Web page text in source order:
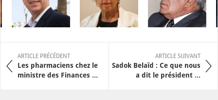
ARTICLE PRÉCÉDENT
Les pharmaciens chez le
ministre des Finances ...
ARTICLE SUIVANT
Sadok Belaïd : Ce que nous
a dit le président ...